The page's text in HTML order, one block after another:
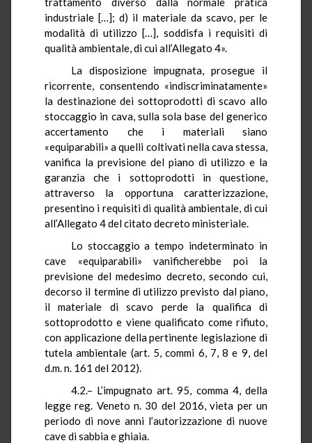
industriale […]; d) il materiale da scavo, per le
modalità di utilizzo […], soddisfa i requisiti di
qualità ambientale, di cui all’Allegato 4».
La disposizione impugnata, prosegue il
ricorrente, consentendo «indiscriminatamente»
la destinazione dei sottoprodotti di scavo allo
stoccaggio in cava, sulla sola base del generico
accertamento che i materiali siano
«equiparabili» a quelli coltivati nella cava stessa,
vanifica la previsione del piano di utilizzo e la
garanzia che i sottoprodotti in questione,
attraverso la opportuna caratterizzazione,
presentino i requisiti di qualità ambientale, di cui
all’Allegato 4 del citato decreto ministeriale.
Lo stoccaggio a tempo indeterminato in
cave «equiparabili» vanificherebbe poi la
previsione del medesimo decreto, secondo cui,
decorso il termine di utilizzo previsto dal piano,
il materiale di scavo perde la qualifica di
sottoprodotto e viene qualificato come rifiuto,
con applicazione della pertinente legislazione di
tutela ambientale (art. 5, commi 6, 7, 8 e 9, del
d.m. n. 161 del 2012).
4.2.– L’impugnato art. 95, comma 4, della
legge reg. Veneto n. 30 del 2016, vieta per un
periodo di nove anni l’autorizzazione di nuove
cave di sabbia e ghiaia.